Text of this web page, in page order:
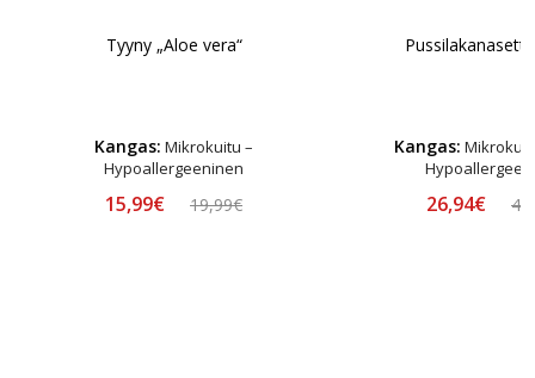
Tyyny „Aloe vera“
Kangas: Mikrokuitu –
Hypoallergeeninen
15,99€ 19,99€
Pussilakanasetti
Kangas:
26,94€